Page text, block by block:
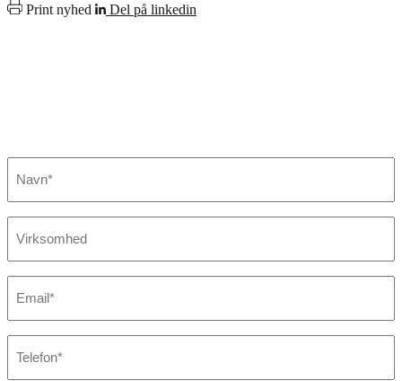
Print nyhed Del på linkedin
mail